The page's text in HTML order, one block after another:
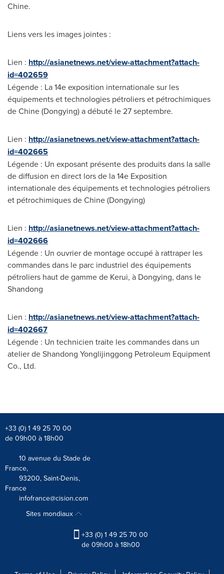
Chine.
Liens vers les images jointes :
Lien : http://asianetnews.net/view-attachment?attach-
id=402659
Légende : La 14e exposition internationale sur les
équipements et technologies pétroliers et pétrochimiques
de Chine (Dongying) a débuté le 27 septembre.
Lien : http://asianetnews.net/view-attachment?attach-
id=402665
Légende : Un exposant présente des produits dans la salle
de diffusion en direct lors de la 14e Exposition
internationale des équipements et technologies pétroliers
et pétrochimiques de Chine (Dongying)
Lien : http://asianetnews.net/view-attachment?attach-
id=402666
Légende : Un ouvrier de montage occupé à rattraper les
commandes dans le parc industriel des équipements
pétroliers haut de gamme de Kerui, à Dongying, dans le
Shandong
Lien : http://asianetnews.net/view-attachment?attach-
id=402667
Légende : Un technicien traite les commandes dans un
atelier de Shandong Yonglijinggong Petroleum Equipment
Co., Ltd.
+33 (0) 1 49 25 70 00
de 09h00 à 18h00
10 avenue du Stade de
France,
93200, Saint-Denis,
France
infofrance@cision.com
Sites mondiaux
+33 (0) 1 49 25 70 00
de 09h00 à 18h00